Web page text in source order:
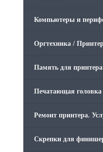
Компьютеры и
Оргтехника /
Память для принтера
Печатающая головка
Ремонт принтера.
Скрепки для